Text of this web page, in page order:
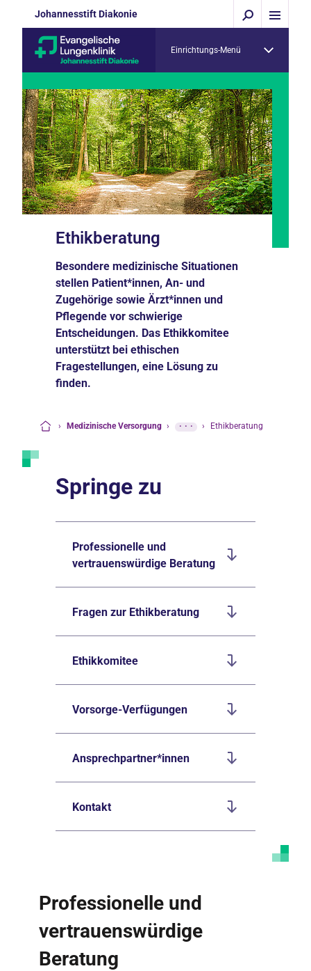
Johannesstift Diakonie
Einrichtungs-Menü
Ethikberatung
Besondere medizinische Situationen
stellen Patient*innen, An- und
Zugehörige sowie Ärzt*innen und
Pflegende vor schwierige
Entscheidungen. Das Ethikkomitee
unterstützt bei ethischen
Fragestellungen, eine Lösung zu
finden.
› Medizinische Versorgung › ··· › Ethikberatung
Springe zu
Professionelle und
vertrauenswürdige Beratung
Fragen zur Ethikberatung
Ethikkomitee
Vorsorge-Verfügungen
Ansprechpartner*innen
Kontakt
Professionelle und
vertrauenswürdige
Beratung